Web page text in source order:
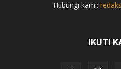
Hubungi kami:
IKUTI